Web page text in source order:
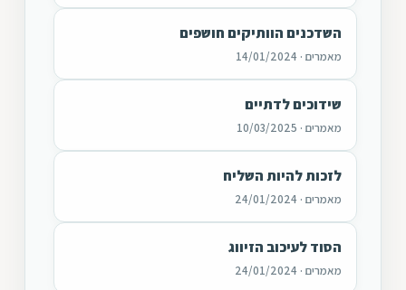
השדכנים הוותיקים חושפים
מאמרים · 14/01/2024
שידוכים לדתיים
מאמרים · 10/03/2025
לזכות להיות השליח
מאמרים · 24/01/2024
הסוד לעיכוב הזיווג
מאמרים · 24/01/2024